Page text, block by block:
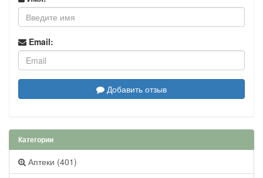
Email:
Добавить отзыв
Категории
Аптеки (401)